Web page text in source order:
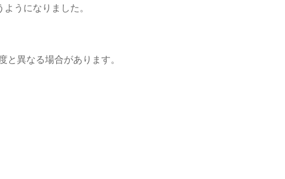
うになりました。
異なる場合があります。